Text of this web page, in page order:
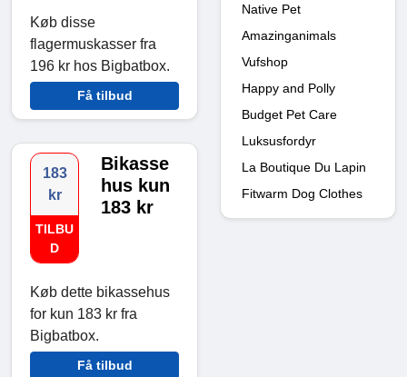
Køb disse
flagermuskasser fra
196 kr hos Bigbatbox.
Få tilbud
183
kr
TILBU
D
Bikasse
hus kun
183 kr
Køb dette bikassehus
for kun 183 kr fra
Bigbatbox.
Få tilbud
Native Pet
Amazinganimals
Vufshop
Happy and Polly
Budget Pet Care
Luksusfordyr
La Boutique Du Lapin
Fitwarm Dog Clothes